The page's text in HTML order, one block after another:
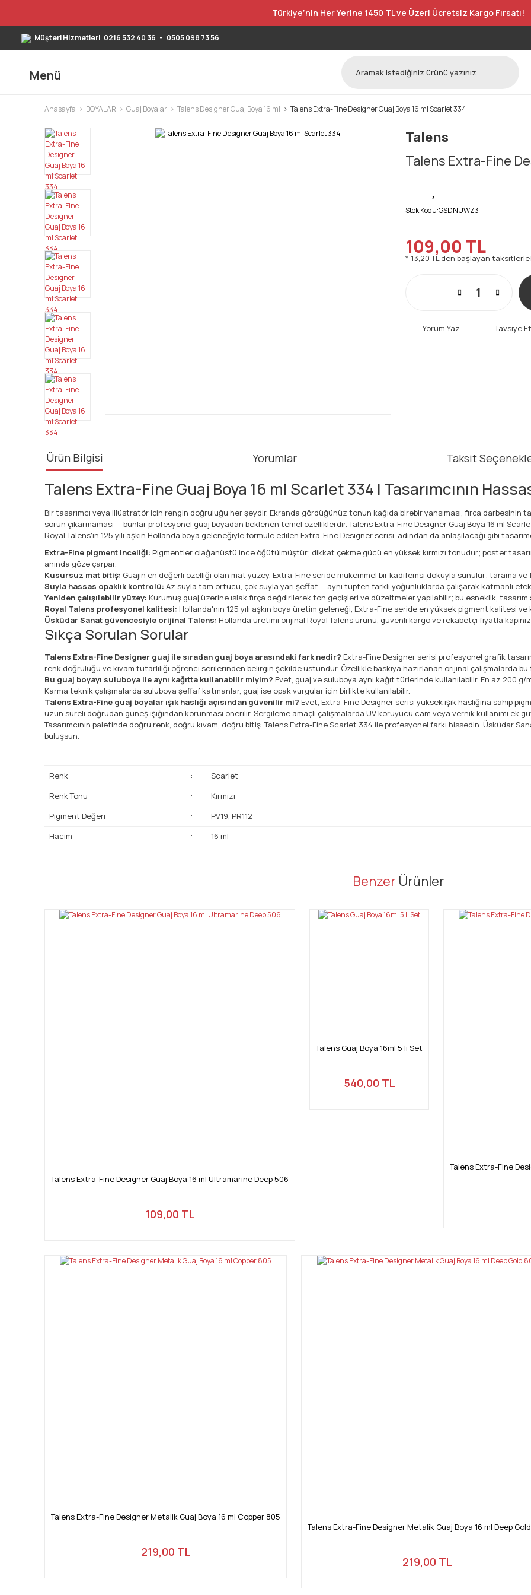
Türkiye’nin Her Yerine 1450 TL ve Üzeri Ücretsiz Kargo Fırsatı!
Müşteri Hizmetleri 0216 532 40 36 - 0505 098 73 56
Menü
Anasayfa BOYALAR Guaj Boyalar Talens Designer Guaj Boya 16 ml Talens Extra-Fine Designer Guaj Boya 16 ml Scarlet 334
Talens
Talens Extra-Fine
Stok Kodu:GSDNUWZ3
109,00 TL
* 13,20 TL den başlayan
Yorum Yaz Tavsiye Et
Ürün Bilgisi Yorumlar Taksit
Talens Extra-Fine Guaj Boya 16 ml Scarlet 334 | Tasarımcının
Bir tasarımcı veya illüstratör için rengin doğruluğu her şeydir. Ekranda gördüğünüz tonun kağıda birebir yansıması, fırça
sorun çıkarmaması — bunlar profesyonel guaj boyadan beklenen temel özelliklerdir. Talens Extra-Fine Designer Guaj Boya 16 ml
Royal Talens'in 125 yılı aşkın Hollanda boya geleneğiyle formüle edilen Extra-Fine Designer serisi, adından da anlaşılacağı gibi
Extra-Fine pigment inceliği: Pigmentler olağanüstü ince öğütülmüştür; dikkat çekme gücü en yüksek kırmızı tonudur; poster
anında göze çarpar.
Kusursuz mat bitiş: Guajın en değerli özelliği olan mat yüzey, Extra-Fine seride mükemmel bir kadifemsi dokuyla sunulur; tarama ve
Suyla hassas opaklık kontrolü: Az suyla tam örtücü, çok suyla yarı şeffaf — aynı tüpten farklı yoğunluklarda çalışarak katmanlı
Yeniden çalışılabilir yüzey: Kurumuş guaj üzerine ıslak fırça değdirilerek ton geçişleri ve düzeltmeler yapılabilir; bu esneklik,
Royal Talens profesyonel kalitesi: Hollanda'nın 125 yılı aşkın boya üretim geleneği, Extra-Fine seride en yüksek pigment kalitesi ve
Üsküdar Sanat güvencesiyle orijinal Talens: Hollanda üretimi orijinal Royal Talens ürünü, güvenli kargo ve rekabetçi fiyatla
Sıkça Sorulan Sorular
Talens Extra-Fine Designer guaj ile sıradan guaj boya arasındaki fark nedir? Extra-Fine Designer serisi profesyonel grafik
renk doğruluğu ve kıvam tutarlılığı öğrenci serilerinden belirgin şekilde üstündür. Özellikle baskıya hazırlanan orijinal çalışmalarda
Bu guaj boyayı suluboya ile aynı kağıtta kullanabilir miyim? Evet, guaj ve suluboya aynı kağıt türlerinde kullanılabilir. En az 200 g/
Karma teknik çalışmalarda suluboya şeffaf katmanlar, guaj ise opak vurgular için birlikte kullanılabilir.
Talens Extra-Fine guaj boyalar ışık haslığı açısından güvenilir mi? Evet, Extra-Fine Designer serisi yüksek ışık haslığına sahip
uzun süreli doğrudan güneş ışığından korunması önerilir. Sergileme amaçlı çalışmalarda UV koruyucu cam veya vernik kullanımı ek
Tasarımcının paletinde doğru renk, doğru kıvam, doğru bitiş. Talens Extra-Fine Scarlet 334 ile profesyonel farkı hissedin. Üsküdar
buluşsun.
Renk :
Scarlet
Renk Tonu
:
Kırmızı
Pigment Değeri
:
PV19, PR112
Hacim
: 16 ml
Bu ürünün fiyat bilgisi, resim, ürün açıklamalarında ve diğer konularda yetersiz gördüğünüz noktaları öneri formunu kullanarak
Ürün resmi kalitesiz, bozuk veya görüntülenemiyor.
Benzer Ürünler
Talens Extra-Fine Designer Guaj Boya 16 ml Ultramarine Deep 506
109,00 TL
Talens Guaj Boya 16ml 5 li Set
540,00 TL
Talens Extra-Fine
Talens Extra-Fine Designer Metalik Guaj Boya 16 ml Copper 805
219,00 TL
Talens Extra-Fine Designer Metalik Guaj Boya 16 ml Deep
219,00 TL